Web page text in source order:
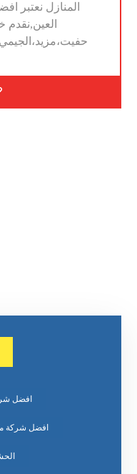
المنازل نعتبر
افضل
افضل شركة